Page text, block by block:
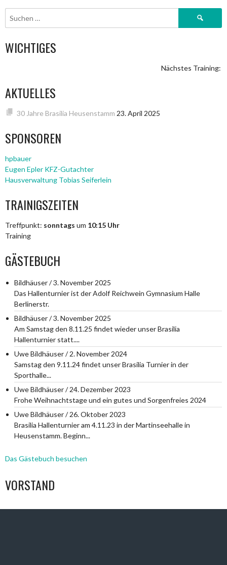
Suchen
WICHTIGES
Nächstes Training:
AKTUELLES
30 Jahre Brasilia Heusenstamm 23. April 2025
SPONSOREN
hpbauer
Eugen Epler KFZ-Gutachter
Hausverwaltung Tobias Seiferlein
TRAINIGSZEITEN
Treffpunkt: sonntags um 10:15 Uhr
Training
GÄSTEBUCH
Bildhäuser/3. November 2025
Das Hallenturnier ist der Adolf Reichwein Gymnasium Halle
Berlinerstr.
Bildhäuser/3. November 2025
Am Samstag den 8.11.25 findet wieder unser Brasilia
Hallenturnier statt....
Uwe Bildhäuser/2. November 2024
Samstag den 9.11.24 findet unser Brasilia Turnier in der
Sporthalle...
Uwe Bildhäuser/24. Dezember 2023
Frohe Weihnachtstage und ein gutes und Sorgenfreies 2024
Uwe Bildhäuser/26. Oktober 2023
Brasilia Hallenturnier am 4.11.23 in der Martinseehalle in
Heusenstamm. Beginn...
Das Gästebuch besuchen
VORSTAND